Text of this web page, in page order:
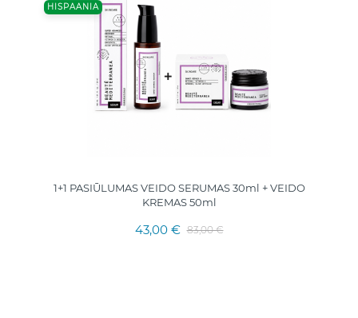
HISPAANIA
1+1 PASIŪLUMAS VEIDO SERUMAS 30ml + VEIDO
KREMAS 50ml
43,00 € 83,00 €